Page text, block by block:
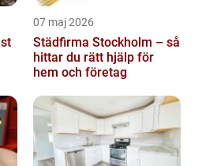
07 maj 2026
Städfirma Stockholm – så
hittar du rätt hjälp för
hem och företag